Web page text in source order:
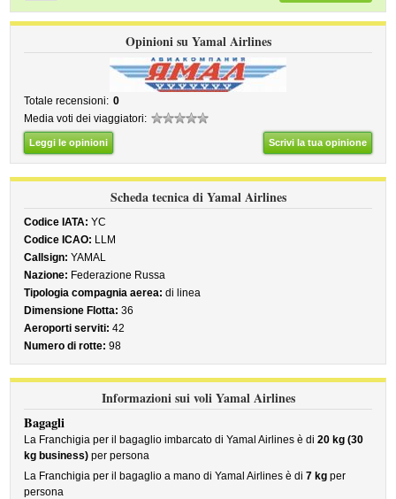
Opinioni su Yamal Airlines
Totale recensioni: 0
Media voti dei viaggiatori:
Leggi le opinioni Scrivi la tua opinione
Scheda tecnica di Yamal Airlines
Codice IATA: YC
Codice ICAO: LLM
Callsign: YAMAL
Nazione: Federazione Russa
Tipologia compagnia aerea: di linea
Dimensione Flotta: 36
Aeroporti serviti: 42
Numero di rotte: 98
Informazioni sui voli Yamal Airlines
Bagagli
La Franchigia per il bagaglio imbarcato di Yamal Airlines è di20 kg (30
kg business) per persona
La Franchigia per il bagaglio a mano di Yamal Airlines è di7 kg per
persona